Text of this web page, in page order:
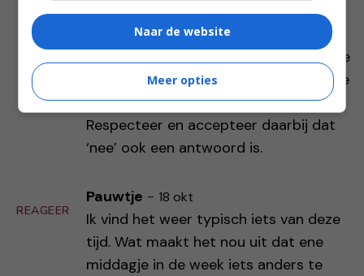
eens gesprekken met die ouders?
Kaart het gewoon een keer aan dat
jullie anders gewend zijn thuis en dat je
het zou waarderen als ze er een beetje
rekening mee zouden houden.
Respecteer en accepteer daarbij dat
‘nee’ ook een antwoord is.
REAGEER
Pauwtje - 18 okt
Ik vind het weer typisch iets van deze
tijd. Wat maakt het nou uit dat ene
middagje in de week iets anders te
Naar de website
Meer opties